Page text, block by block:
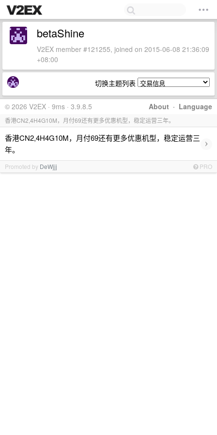
betaShine
V2EX member #121255, joined on 2015-06-08 21:36:09
+08:00
切换主题列表
About · Language
© 2026 V2EX · 9ms · 3.9.8.5
香港CN2,4H4G10M，月付69还有更多优惠机型，稳定运营三年。
香港CN2,4H4G10M，月付69还有更多优惠机型，稳定运营三
年。
›
Promoted by DeWjjj PRO